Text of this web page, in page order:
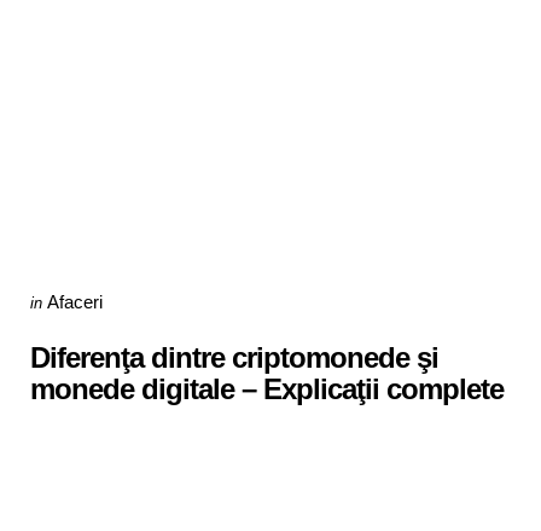
Categories
Posted
in Afaceri
Diferenţa dintre criptomonede şi
monede digitale – Explicaţii complete